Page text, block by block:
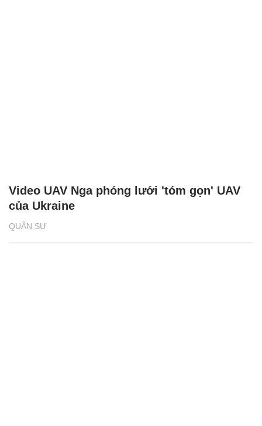
QUÂN SỰ
Video UAV Nga phóng lưới 'tóm gọn' UAV
của Ukraine